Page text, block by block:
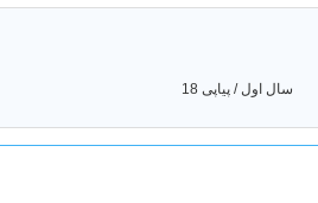
سال اول / پیاپی 18